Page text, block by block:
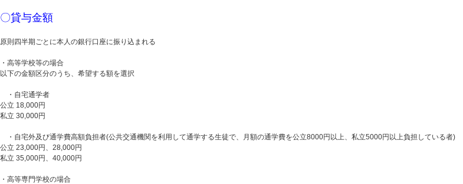
〇貸与金額
原則四半期ごとに本人の銀行口座に振り込まれる
・高等学校等の場合
以下の金額区分のうち、希望する額を選択
・自宅通学者
公立 18,000円
私立 30,000円
・自宅外及び通学費高額負担者(公共交通機関を利用して通学する生徒で、月額の通学費を公立8000円以上、私立5000円以上負担している者)
公立 23,000円、28,000円
私立 35,000円、40,000円
・高等専門学校の場合